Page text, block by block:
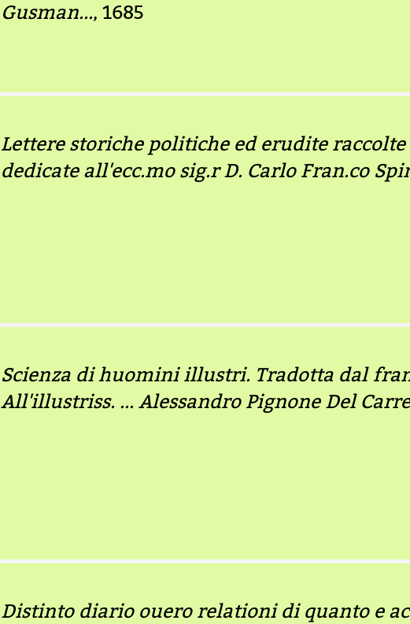
Gusman..., 1685
Lettere storiche politiche ed erudite
dedicate all'ecc.mo sig.r D. Carlo Fran.co
Scienza di huomini illustri. Tradotta dal
All'illustriss. ... Alessandro Pignone Del
Distinto diario ouero relationi di quanto e